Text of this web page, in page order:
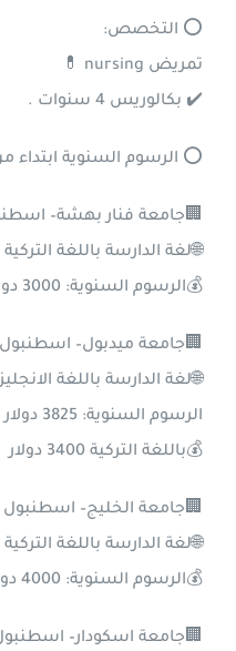
⭕ التخصص:
تمريض nursing 💊
✔️ بكالوريس 4 سنوات .
⭕ الرسوم السنوية ابتداء من
🏢جامعة فنار بهشة–
🌐لغة الدارسة باللغة التركية
💰الرسوم السنوية: 3000 دولار
🏢جامعة ميدبول– اسطنبول
🌐لغة الدارسة باللغة
الرسوم السنوية: 3825 دولار
💰باللغة التركية 3400 دولار
🏢جامعة الخليج– اسطنبول
🌐لغة الدارسة باللغة التركية
💰الرسوم السنوية: 4000 دولار
🏢جامعة اسكودار–